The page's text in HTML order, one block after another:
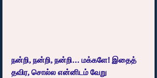
நன்றி, நன்றி, நன்றி... மக்களே! இதைத்
தவிர, சொல்ல என்னிடம் வேறு